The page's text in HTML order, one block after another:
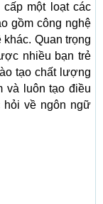
một loạt các
gồm công nghệ
Quan trọng
nhiều bạn trẻ
tạo chất lượng
và luôn tạo điều
hỏi về ngôn ngữ